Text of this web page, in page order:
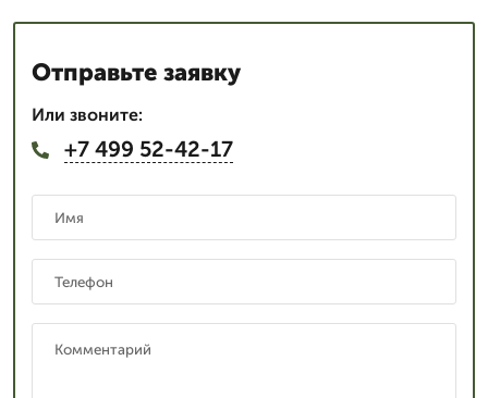
Отправьте заявку
Или звоните:
+7 499 52-42-17